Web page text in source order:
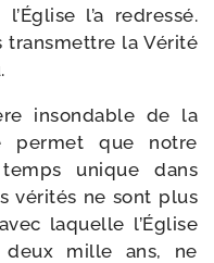
l’a redres­sé.
trans­mettre la Vérité
inson­dable de la
per­met que notre
unique dans
véri­tés ne sont plus
laquelle l’Église
deux mille ans, ne